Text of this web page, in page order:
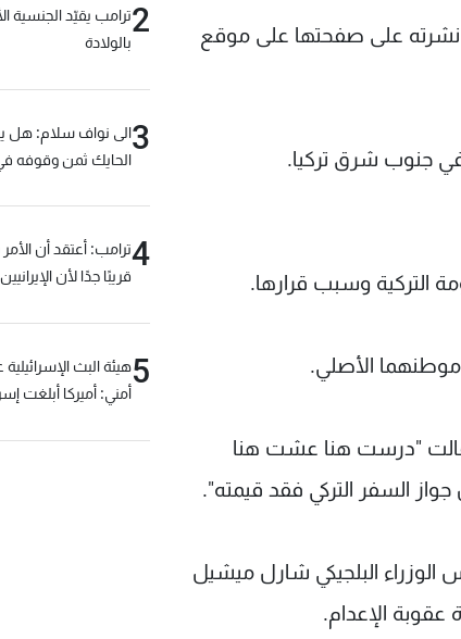
نشرته على صفحتها على موقع
في جنوب شرق تركيا.
التركية وسبب قرارها.
موطنهما الأصلي.
وقالت "درست هنا عشت هنا
السفر التركي فقد قيمته".
الوزراء البلجيكي شارل ميشيل
عقوبة الإعدام.
2ترامب يقيّد الجنسية
بالولادة
3الى نواف سلام: هل
الحايك ثمن وقوفه
4ترامب: أعتقد أن
قريبًا جدًا لأن
5هيئة البث
أمني: أميركا أبلغت